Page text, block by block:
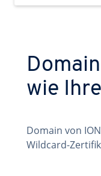
wie
Domain von
Wildcard-